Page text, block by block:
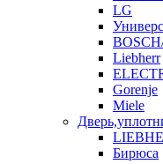
LG
Liebherr
Gorenje
Miele
Бирюса